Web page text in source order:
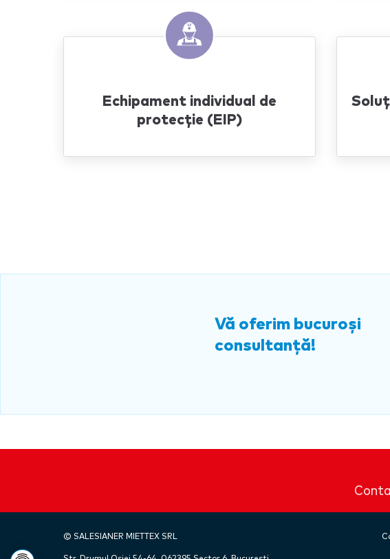
Echipament individual de
protecție (EIP)
Vă oferim bucuroși
consultanță!
© SALESIANER MIETTEX SRL